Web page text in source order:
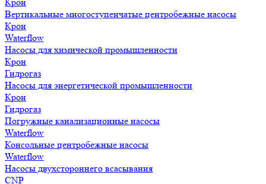
Вертикальные многоступенчатые центробежные насосы
Крон
Waterflow
Насосы для химической промышленности
Крон
Гидрогаз
Насосы для энергетической промышленности
Крон
Гидрогаз
Погружные канализационные насосы
Waterflow
Консольные центробежные насосы
Waterflow
Насосы двухстороннего всасывания
CNP